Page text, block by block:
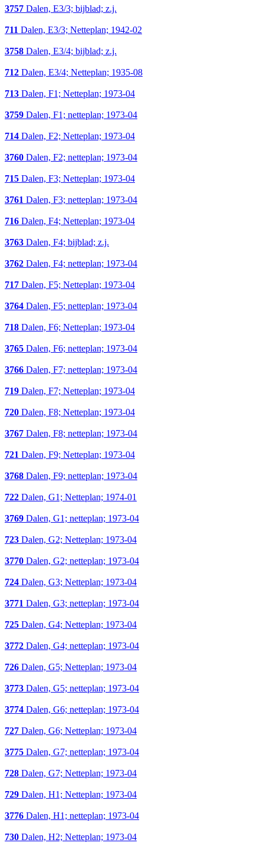
3757 Dalen, E3/3; bijblad; z.j.
711 Dalen, E3/3; Netteplan; 1942-02
3758 Dalen, E3/4; bijblad; z.j.
712 Dalen, E3/4; Netteplan; 1935-08
713 Dalen, F1; Netteplan; 1973-04
3759 Dalen, F1; netteplan; 1973-04
714 Dalen, F2; Netteplan; 1973-04
3760 Dalen, F2; netteplan; 1973-04
715 Dalen, F3; Netteplan; 1973-04
3761 Dalen, F3; netteplan; 1973-04
716 Dalen, F4; Netteplan; 1973-04
3763 Dalen, F4; bijblad; z.j.
3762 Dalen, F4; netteplan; 1973-04
717 Dalen, F5; Netteplan; 1973-04
3764 Dalen, F5; netteplan; 1973-04
718 Dalen, F6; Netteplan; 1973-04
3765 Dalen, F6; netteplan; 1973-04
3766 Dalen, F7; netteplan; 1973-04
719 Dalen, F7; Netteplan; 1973-04
720 Dalen, F8; Netteplan; 1973-04
3767 Dalen, F8; netteplan; 1973-04
721 Dalen, F9; Netteplan; 1973-04
3768 Dalen, F9; netteplan; 1973-04
722 Dalen, G1; Netteplan; 1974-01
3769 Dalen, G1; netteplan; 1973-04
723 Dalen, G2; Netteplan; 1973-04
3770 Dalen, G2; netteplan; 1973-04
724 Dalen, G3; Netteplan; 1973-04
3771 Dalen, G3; netteplan; 1973-04
725 Dalen, G4; Netteplan; 1973-04
3772 Dalen, G4; netteplan; 1973-04
726 Dalen, G5; Netteplan; 1973-04
3773 Dalen, G5; netteplan; 1973-04
3774 Dalen, G6; netteplan; 1973-04
727 Dalen, G6; Netteplan; 1973-04
3775 Dalen, G7; netteplan; 1973-04
728 Dalen, G7; Netteplan; 1973-04
729 Dalen, H1; Netteplan; 1973-04
3776 Dalen, H1; netteplan; 1973-04
730 Dalen, H2; Netteplan; 1973-04